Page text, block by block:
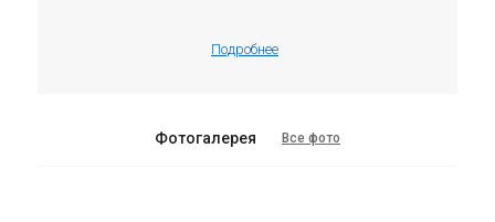
Подробнее
Фотогалерея Все фото